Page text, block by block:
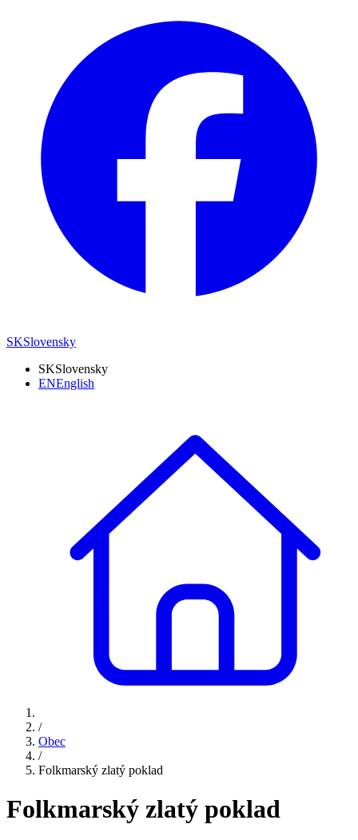
SKSlovensky
SKSlovensky
ENEnglish
/
Obec
/
Folkmarský zlatý poklad
Folkmarský zlatý poklad